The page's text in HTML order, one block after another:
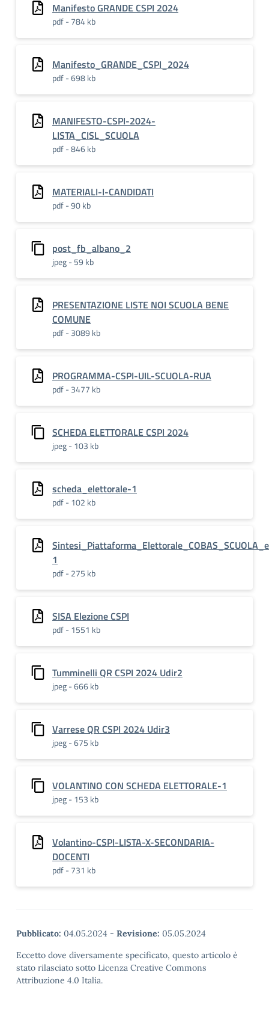
Manifesto GRANDE CSPI 2024
pdf - 784 kb
Manifesto_GRANDE_CSPI_2024
pdf - 698 kb
MANIFESTO-CSPI-2024-
LISTA_CISL_SCUOLA
pdf - 846 kb
MATERIALI-I-CANDIDATI
pdf - 90 kb
post_fb_albano_2
jpeg - 59 kb
PRESENTAZIONE LISTE NOI SCUOLA BENE
COMUNE
pdf - 3089 kb
PROGRAMMA-CSPI-UIL-SCUOLA-RUA
pdf - 3477 kb
SCHEDA ELETTORALE CSPI 2024
jpeg - 103 kb
scheda_elettorale-1
pdf - 102 kb
1
pdf - 275 kb
SISA Elezione CSPI
pdf - 1551 kb
Tumminelli QR CSPI 2024 Udir2
jpeg - 666 kb
Varrese QR CSPI 2024 Udir3
jpeg - 675 kb
VOLANTINO CON SCHEDA ELETTORALE-1
jpeg - 153 kb
Volantino-CSPI-LISTA-X-SECONDARIA-
DOCENTI
pdf - 731 kb
Pubblicato: 04.05.2024 - Revisione: 05.05.2024
Eccetto dove diversamente specificato, questo articolo è
stato rilasciato sotto Licenza Creative Commons
Attribuzione 4.0 Italia.